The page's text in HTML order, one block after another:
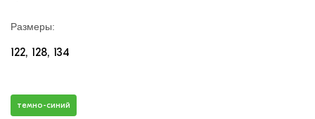
Размеры:
122 128 134
темно-синий